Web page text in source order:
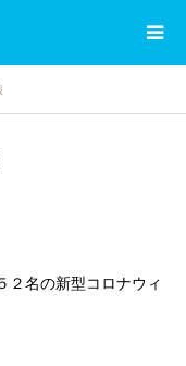
２名の新型コロナウィ